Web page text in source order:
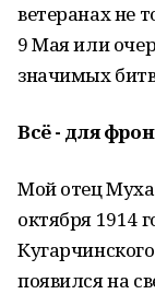
ветеранах не
9 Мая или
значимых
Всё - для
Мой отец
октября 1914
появился на